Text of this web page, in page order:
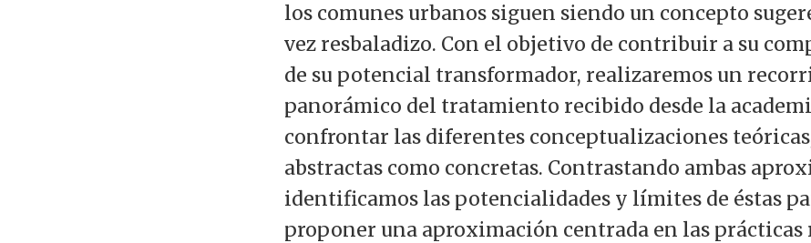
los comunes urbanos siguen siendo un concepto
vez resbaladizo. Con el objetivo de contribuir a su
de su potencial transformador, realizaremos un
panorámico del tratamiento recibido desde la
confrontar las diferentes conceptualizaciones
abstractas como concretas. Contrastando ambas
identificamos las potencialidades y límites de éstas
proponer una aproximación centrada en las prácticas